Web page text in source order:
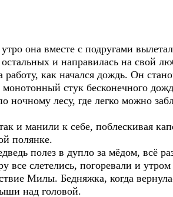
она вместе с подругами
остальных и направилась на свой
как начался дождь. Он
стук бесконечного
ночному лесу, где легко можно
и манили к себе, поблескивая
полянке.
полез в дупло за мёдом, всё
слетелись, погоревали и утром
Милы. Бедняжка, когда
над головой.